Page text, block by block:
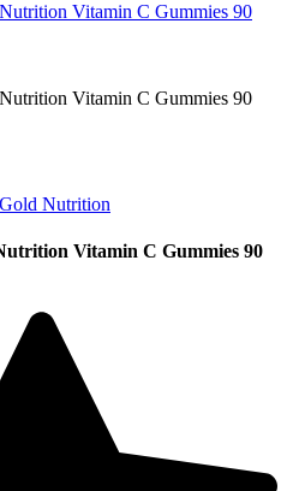
Nutrition
Vitamin C Gummies 90